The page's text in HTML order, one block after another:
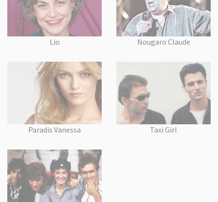
Lio Nougaro Claude
Paradis Vanessa Taxi Girl